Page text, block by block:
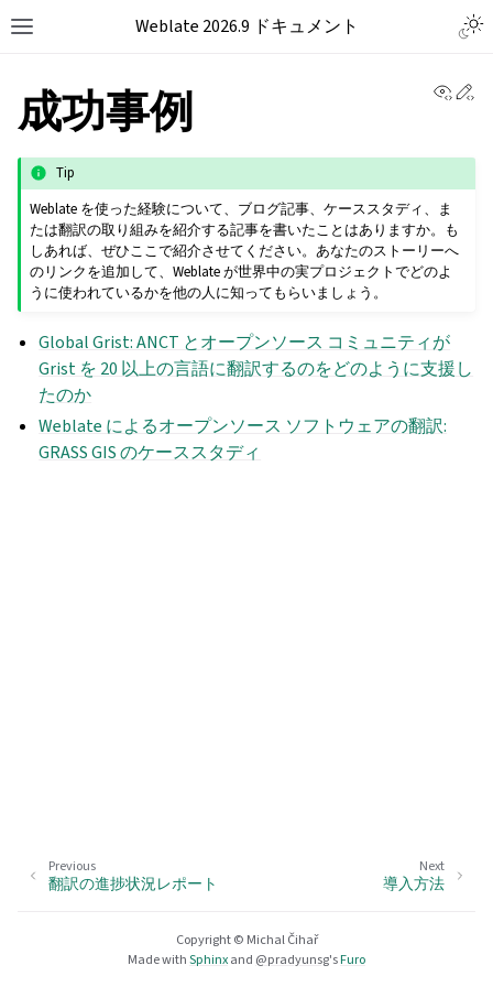
Weblate 2026.9 ドキュメント
成功事例
Tip
Weblate を使った経験について、ブログ記事、ケーススタディ、ま
たは翻訳の取り組みを紹介する記事を書いたことはありますか。も
しあれば、ぜひここで紹介させてください。あなたのストーリーへ
のリンクを追加して、Weblate が世界中の実プロジェクトでどのよ
うに使われているかを他の人に知ってもらいましょう。
Global Grist: ANCT とオープンソース コミュニティが
Grist を 20 以上の言語に翻訳するのをどのように支援し
たのか
Weblate によるオープンソース ソフトウェアの翻訳:
GRASS GIS のケーススタディ
Next
導入方法
Previous
翻訳の進捗状況レポート
Copyright © Michal Čihař
Made withSphinxand @pradyunsg'sFuro